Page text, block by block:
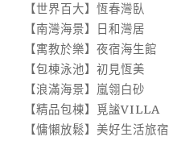
【世界百大】恆春灣臥
【南灣海景】日和灣居
【寓教於樂】夜宿海生館
【包棟泳池】初見恆美
【浪滿海景】嵐翎白砂
【精品包棟】覓謐VILLA
【慵懶放鬆】美好生活旅宿